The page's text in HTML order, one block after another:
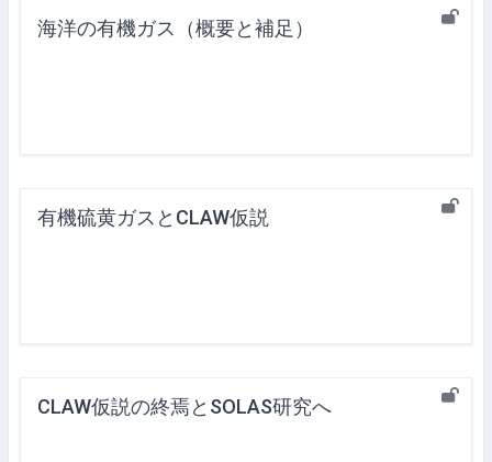
海洋の有機ガス（概要と補足）
有機硫黄ガスとCLAW仮説
CLAW仮説の終焉とSOLAS研究へ